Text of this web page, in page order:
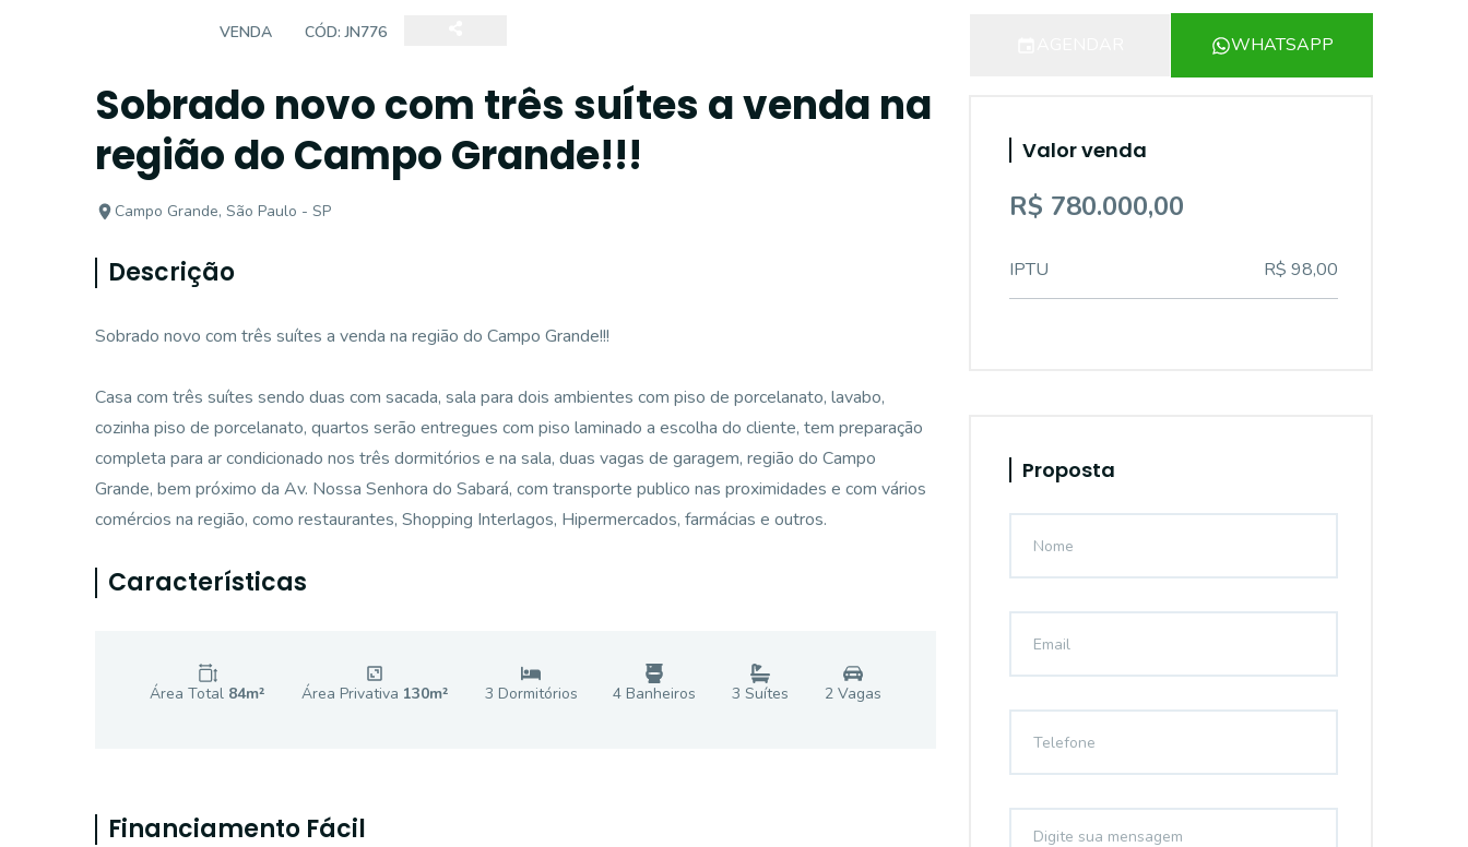
VENDA CÓD:JN776
Sobrado novo com três suítes a venda na
região do Campo Grande!!!
Campo Grande, São Paulo - SP
Descrição
Sobrado novo com três suítes a venda na região do Campo Grande!!!
Casa com três suítes sendo duas com sacada, sala para dois ambientes com piso de porcelanato, lavabo,
cozinha piso de porcelanato, quartos serão entregues com piso laminado a escolha do cliente, tem preparação
completa para ar condicionado nos três dormitórios e na sala, duas vagas de garagem, região do Campo
Grande, bem próximo da Av. Nossa Senhora do Sabará, com transporte publico nas proximidades e com vários
comércios na região, como restaurantes, Shopping Interlagos, Hipermercados, farmácias e outros.
Características
Área Total 84m² Área Privativa 130m² 3 Dormitórios 4 Banheiros 3 Suítes 2Vagas
Financiamento Fácil
WHATSAPP
Valor venda
R$ 780.000,00
IPTU R$ 98,00
Proposta